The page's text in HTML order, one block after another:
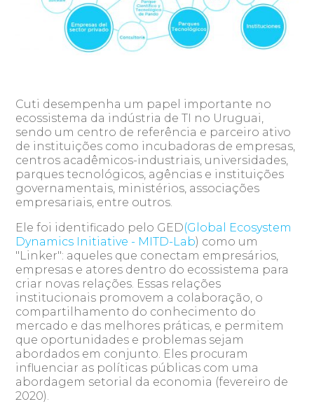
Cuti desempenha um papel importante no
ecossistema da indústria de TI no Uruguai,
sendo um centro de referência e parceiro ativo
de instituições como incubadoras de empresas,
centros acadêmicos-industriais, universidades,
parques tecnológicos, agências e instituições
governamentais, ministérios, associações
empresariais, entre outros.
Ele foi identificado pelo GED(Global Ecosystem
Dynamics Initiative - MITD-Lab) como um
"Linker": aqueles que conectam empresários,
empresas e atores dentro do ecossistema para
criar novas relações. Essas relações
institucionais promovem a colaboração, o
compartilhamento do conhecimento do
mercado e das melhores práticas, e permitem
que oportunidades e problemas sejam
abordados em conjunto. Eles procuram
influenciar as políticas públicas com uma
abordagem setorial da economia (fevereiro de
2020).